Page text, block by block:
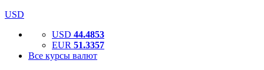
USD
USD 44.4853
EUR 51.3357
Все курсы валют